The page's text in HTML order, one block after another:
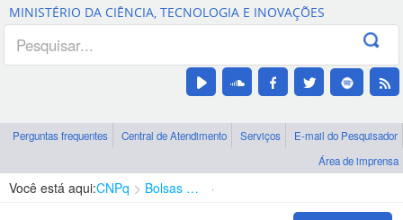
Canais
MINISTÉRIO DA CIÊNCIA, TECNOLOGIA E INOVAÇÕES
Perguntas frequentes Central de Atendimento Serviços
E-mail do Pesquisador
Área de imprensa
Você está aqui:CNPq Bolsas e Auxílios Vigentes